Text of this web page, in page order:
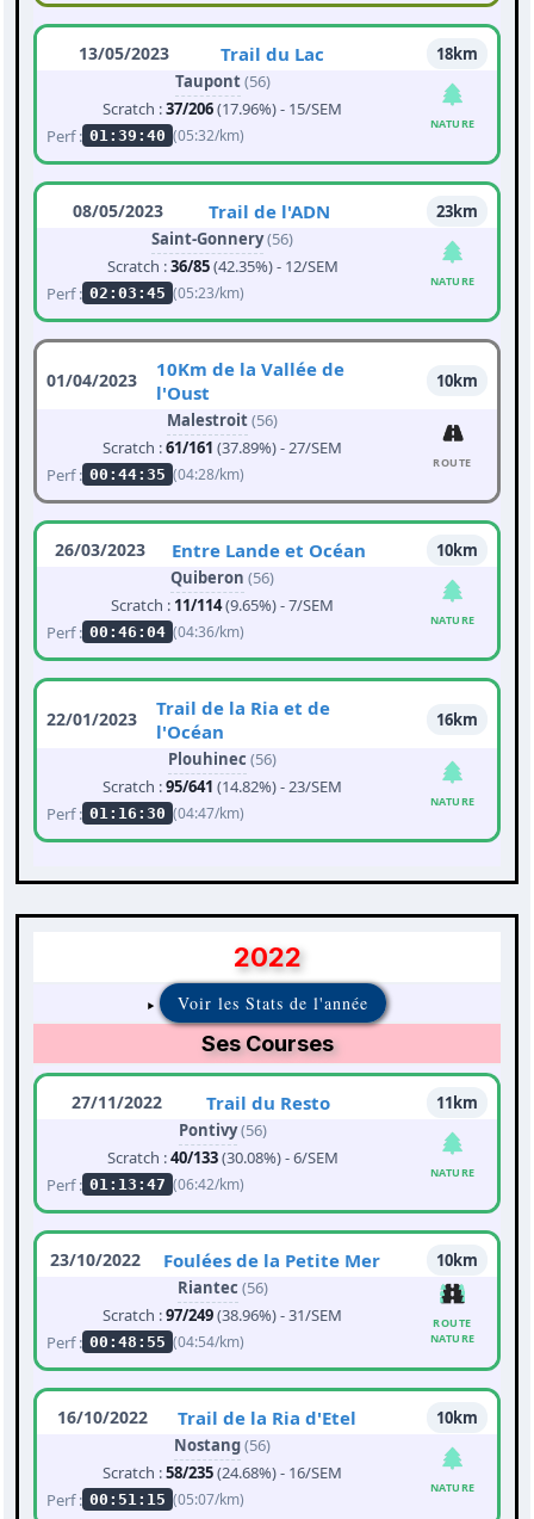
13/05/2023 Trail du Lac
18km
Taupont(56)
Scratch :37/206(17.96%) - 15/SEM
Perf : 01:39:40 (05:32/km)
NATURE
08/05/2023 Trail de l'ADN
23km
Saint-Gonnery(56)
Scratch :36/85(42.35%) - 12/SEM
Perf : 02:03:45 (05:23/km)
NATURE
01/04/2023
10Km de la Vallée de
l'Oust
10km
Malestroit(56)
Scratch :61/161 (37.89%) - 27/SEM
Perf : 00:44:35 (04:28/km)
ROUTE
26/03/2023 Entre Lande et Océan
10km
Quiberon (56)
Scratch : 11/114(9.65%) - 7/SEM
Perf : 00:46:04 (04:36/km)
NATURE
22/01/2023
Trail de la Ria et de
l'Océan
16km
Plouhinec (56)
Scratch :95/641 (14.82%) - 23/SEM
Perf : 01:16:30 (04:47/km)
NATURE
2022
Voir les Stats de l'année
Ses Courses
27/11/2022 Trail du Resto
11km
Pontivy(56)
Scratch :40/133(30.08%) - 6/SEM
Perf : 01:13:47 (06:42/km)
NATURE
23/10/2022 Foulées de la Petite Mer
10km
Riantec (56)
Scratch :97/249(38.96%) - 31/SEM
Perf : 00:48:55 (04:54/km)
ROUTE
NATURE
16/10/2022 Trail de la Ria d'Etel
10km
Nostang(56)
Scratch :58/235(24.68%) - 16/SEM
Perf : 00:51:15 (05:07/km)
NATURE